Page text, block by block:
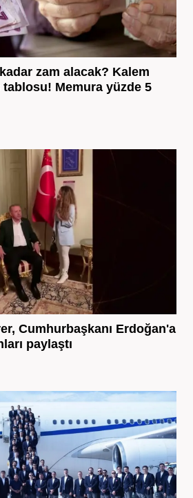
zam alacak? Kalem
tablosu! Memura yüzde 5
Cumhurbaşkanı Erdoğan'a
paylaştı